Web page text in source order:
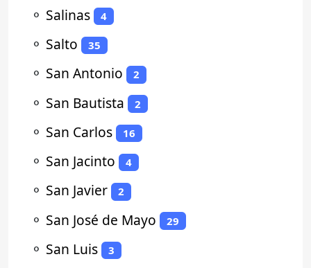
⚬ Salinas 4
⚬ Salto 35
⚬ San Antonio 2
⚬ San Bautista 2
⚬ San Carlos 16
⚬ San Jacinto 4
⚬ San Javier 2
⚬ San José de Mayo 29
⚬ San Luis 3